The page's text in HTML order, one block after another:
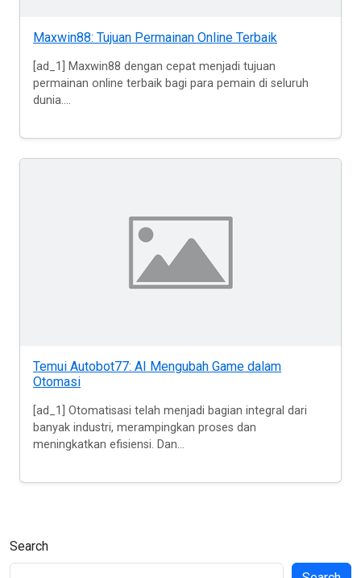
Maxwin88: Tujuan Permainan Online Terbaik
[ad_1] Maxwin88 dengan cepat menjadi tujuan
permainan online terbaik bagi para pemain di seluruh
dunia....
Temui Autobot77: AI Mengubah Game dalam
Otomasi
[ad_1] Otomatisasi telah menjadi bagian integral dari
banyak industri, merampingkan proses dan
meningkatkan efisiensi. Dan...
Search